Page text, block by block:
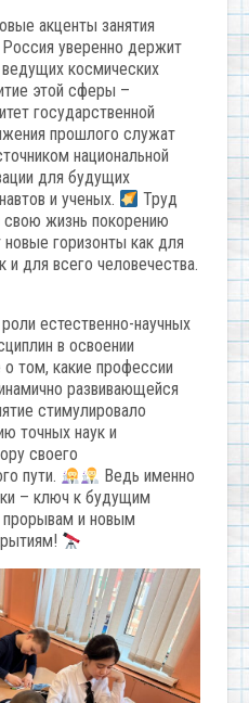
акценты занятия
Россия уверенно держит
космических
этой сферы –
государственной
прошлого служат
национальной
для будущих
и ученых.
Труд
свою жизнь покорению
горизонты как для
и для всего человечества.
естественно-научных
в освоении
том, какие профессии
развивающейся
стимулировало
точных наук и
своего
пути.
Ведь именно
– ключ к будущим
прорывам и новым